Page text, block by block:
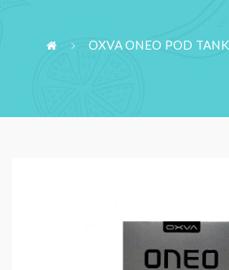
OXVA ONEO POD